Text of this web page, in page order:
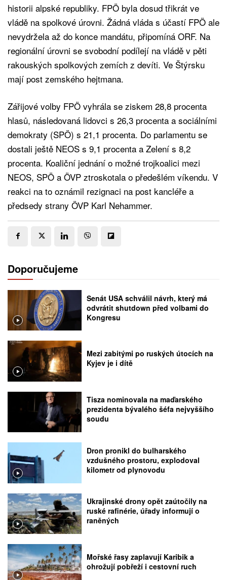
historii alpské republiky. FPÖ byla dosud třikrát ve
vládě na spolkové úrovni. Žádná vláda s účastí FPÖ ale
nevydržela až do konce mandátu, připomíná ORF. Na
regionální úrovni se svobodní podílejí na vládě v pěti
rakouských spolkových zemích z devíti. Ve Štýrsku
mají post zemského hejtmana.
Zářijové volby FPÖ vyhrála se ziskem 28,8 procenta
hlasů, následovaná lidovci s 26,3 procenta a sociálními
demokraty (SPÖ) s 21,1 procenta. Do parlamentu se
dostali ještě NEOS s 9,1 procenta a Zelení s 8,2
procenta. Koaliční jednání o možné trojkoalici mezi
NEOS, SPÖ a ÖVP ztroskotala o předešlém víkendu. V
reakci na to oznámil rezignaci na post kancléře a
předsedy strany ÖVP Karl Nehammer.
Doporučujeme
Senát USA schválil návrh, který má
odvrátit shutdown před volbami do
Kongresu
Mezi zabitými po ruských útocích na
Kyjev je i dítě
Tisza nominovala na maďarského
prezidenta bývalého šéfa nejvyššího
soudu
Dron pronikl do bulharského
vzdušného prostoru, explodoval
kilometr od plynovodu
Ukrajinské drony opět zaútočily na
ruské rafinérie, úřady informují o
raněných
Mořské řasy zaplavují Karibik a
ohrožují pobřeží i cestovní ruch